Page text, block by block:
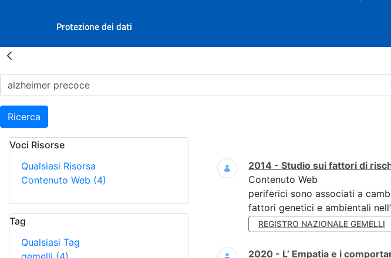
Protezione dei dati
Risultati della Ricerca - Home
Ricerca
Voci Risorse
Qualsiasi Risorsa
Contenuto Web (4)
Tag
Qualsiasi Tag
Ricerca
2014 - Studio sui fattori di
Contenuto Web
periferici sono associati a
fattori genetici e ambientali
REGISTRO NAZIONALE GEMELLI
2020 - L’ Empatia e i